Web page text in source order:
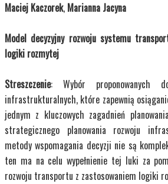
Maciej Kaczorek, Marianna Jacyna
Model decyzyjny rozwoju systemu
logiki rozmytej
Streszczenie: Wybór proponowanych
infrastrukturalnych, które zapewnią
jednym z kluczowych zagadnień
strategicznego planowania rozwoju
metody wspomagania decyzji nie są
ten ma na celu wypełnienie tej luki za
rozwoju transportu z zastosowaniem logiki